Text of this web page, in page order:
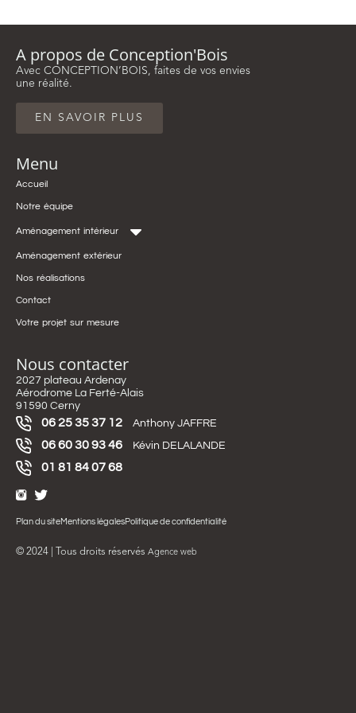
A propos de Conception'Bois
Avec CONCEPTION’BOIS, faites de vos envies
une réalité.
EN SAVOIR PLUS
Menu
Accueil
Notre équipe
Aménagement intérieur
Aménagement extérieur
Nos réalisations
Contact
Votre projet sur mesure
Nous contacter
2027 plateau Ardenay
Aérodrome La Ferté-Alais
91590 Cerny
06 25 35 37 12 Anthony JAFFRE
06 60 30 93 46 Kévin DELALANDE
01 81 84 07 68
Plan du siteMentions légalesPolitique de confidentialité
© 2024 | Tous droits réservés Agence web